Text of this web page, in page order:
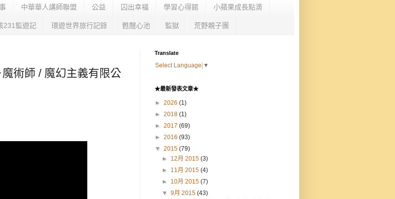
中華華人講師聯盟 公益 囚出幸福 學習心得館 小蘋果成長點滴
231監遊記 環遊世界旅行記錄 甦醒心池 監獄 荒野親子團
術師 / 魔幻主義有限公
Translate
Select Language ▼
★最新發表文章★
► 2026 (1)
► 2018 (1)
► 2017 (69)
► 2016 (93)
▼ 2015 (79)
► 12月 2015(3)
► 11月 2015(4)
► 10月 2015(7)
▼9月 2015(43)